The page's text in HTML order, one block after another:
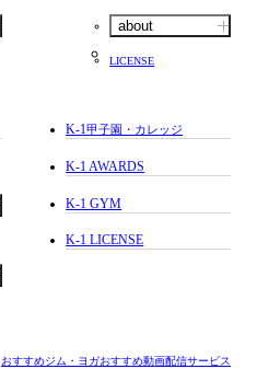
about
LICENSE
K-1甲子園・カレッジ
K-1 AWARDS
K-1 GYM
K-1 LICENSE
おすすめジム・ヨガおすすめ動画配信サービス